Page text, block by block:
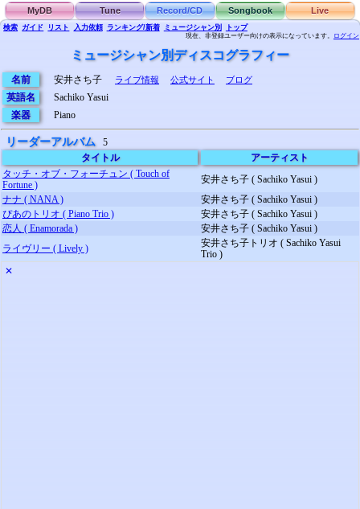
MyDB Tune Record/CD Songbook Live
検索 ガイド リスト 入力依頼 ランキング/新着 ミュージシャン別 トップ
現在、非登録ユーザー向けの表示になっています。 ログイン
ミュージシャン別ディスコグラフィー
名前 安井さち子 ライブ情報 公式サイト ブログ
英語名
Sachiko Yasui
楽器
Piano
リーダーアルバム
5
タイトル
アーティスト
タッチ・オブ・フォーチュン ( Touch of
Fortune )
安井さち子 ( Sachiko Yasui )
ナナ ( NANA )
安井さち子 ( Sachiko Yasui )
ぴあのトリオ ( Piano Trio )
安井さち子 ( Sachiko Yasui )
恋人 ( Enamorada )
安井さち子 ( Sachiko Yasui )
ライヴリー ( Lively )
安井さち子トリオ ( Sachiko Yasui
Trio )
✕